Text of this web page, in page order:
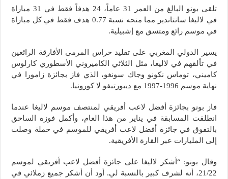
تلقى بونو البالغ من العمر 31 عاماً، 24 هدفاً فقط في 31 مباراة
في لاليغا سانتاندير مما منحه نسبة 0.77 هدف فقط في كل مباراة
في موسم رائع ومتسق مع إشبيلية.
يسير الدولي المغربي على تقليد حراس المرمى الأفارقة الرائعين
في تألقهم في لاليغا، مثل الثلاثي الكاميروني الأسطوري كارلوس
كاميني، توماس نكونو وجاك سونغو، الذي فاز بجائزة زامورا في
نهاية موسم 1996-1997 مع ديبورتيفو لا كورونيا.
فاز بونو بجائزة أفضل لاعب أفريقي لمنتصف موسم لاليغا عندما
انطلقت المسابقة في يناير من هذا العام، وأكمل فوزه الساحق
بالتفوق في جائزة أفضل لاعب أفريقي للموسم في حملة وصلت
إلى المليارات عبر القارة الأفريقية.
وقال بونو: “أشكر لاليغا على جائزة أفضل لاعب أفريقي لموسم
21/22، أنه لشرف كبير بالنسبة لي. أود أن أشكر جميع زملائي في